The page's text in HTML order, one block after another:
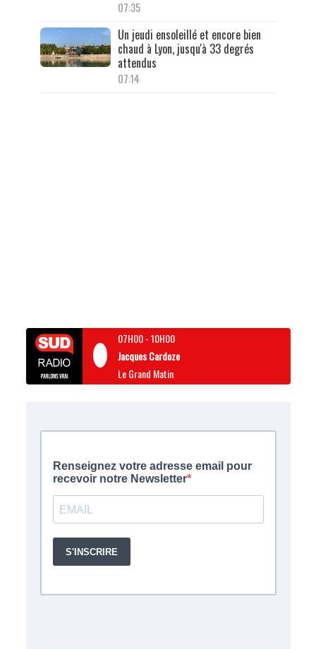
07:35
Un jeudi ensoleillé et encore bien
chaud à Lyon, jusqu'à 33 degrés
attendus
07:14
07H00-10H00
Jacques Cardoze
Le Grand Matin